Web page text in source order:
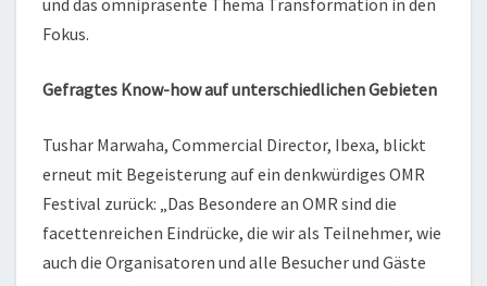
und das omnipräsente Thema Transformation in den
Fokus.
Gefragtes Know-how auf unterschiedlichen Gebieten
Tushar Marwaha, Commercial Director, Ibexa, blickt
erneut mit Begeisterung auf ein denkwürdiges OMR
Festival zurück: „Das Besondere an OMR sind die
facettenreichen Eindrücke, die wir als Teilnehmer, wie
auch die Organisatoren und alle Besucher und Gäste